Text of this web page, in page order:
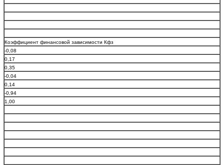
Коэффициент финансовой зависимости Кфз
-0,08
0,17
0,35
-0,04
0,14
-0,94
1,00